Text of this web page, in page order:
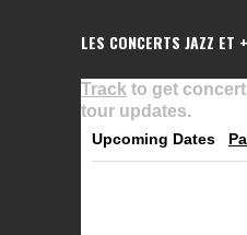
LES CONCERTS JAZZ ET +
Track to get
tour updates.
Upcoming Dates